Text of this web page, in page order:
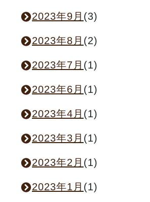
2023年9月 (3)
2023年8月 (2)
2023年7月 (1)
2023年6月 (1)
2023年4月 (1)
2023年3月 (1)
2023年2月 (1)
2023年1月 (1)